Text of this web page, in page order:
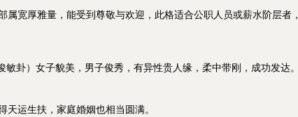
厚雅量，能受到尊敬与欢迎，此格适合公职人员或薪水阶层者，
卦）女子貌美，男子俊秀，有异性贵人缘，柔中带刚，成功发达。
运生扶，家庭婚姻也相当圆满。